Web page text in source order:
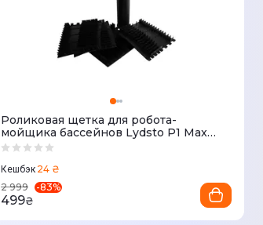
Роликовая щетка для робота-
мойщика бассейнов Lydsto P1 Max
(комплект)
Кешбэк 24 ₴
2 999
-83%
499₴